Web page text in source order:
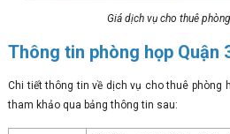
Giá dịch vụ cho thuê
Thông tin phòng họp Quận
Chi tiết thông tin về dịch vụ cho thuê phòng
tham khảo qua bảng thông tin sau: